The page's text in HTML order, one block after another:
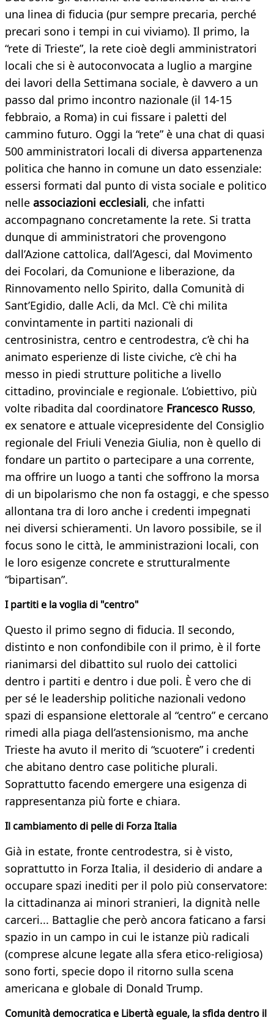
una linea di fiducia (pur sempre precaria, perché
precari sono i tempi in cui viviamo). Il primo, la
“rete di Trieste”, la rete cioè degli amministratori
locali che si è autoconvocata a luglio a margine
dei lavori della Settimana sociale, è davvero a un
passo dal primo incontro nazionale (il 14-15
febbraio, a Roma) in cui fissare i paletti del
cammino futuro. Oggi la “rete” è una chat di quasi
500 amministratori locali di diversa appartenenza
politica che hanno in comune un dato essenziale:
essersi formati dal punto di vista sociale e politico
nelle associazioni ecclesiali, che infatti
accompagnano concretamente la rete. Si tratta
dunque di amministratori che provengono
dall’Azione cattolica, dall’Agesci, dal Movimento
dei Focolari, da Comunione e liberazione, da
Rinnovamento nello Spirito, dalla Comunità di
Sant’Egidio, dalle Acli, da Mcl. C’è chi milita
convintamente in partiti nazionali di
centrosinistra, centro e centrodestra, c’è chi ha
animato esperienze di liste civiche, c’è chi ha
messo in piedi strutture politiche a livello
cittadino, provinciale e regionale. L’obiettivo, più
volte ribadita dal coordinatore Francesco Russo,
ex senatore e attuale vicepresidente del Consiglio
regionale del Friuli Venezia Giulia, non è quello di
fondare un partito o partecipare a una corrente,
ma offrire un luogo a tanti che soffrono la morsa
di un bipolarismo che non fa ostaggi, e che spesso
allontana tra di loro anche i credenti impegnati
nei diversi schieramenti. Un lavoro possibile, se il
focus sono le città, le amministrazioni locali, con
le loro esigenze concrete e strutturalmente
“bipartisan”.
I partiti e la voglia di "centro"
Questo il primo segno di fiducia. Il secondo,
distinto e non confondibile con il primo, è il forte
rianimarsi del dibattito sul ruolo dei cattolici
dentro i partiti e dentro i due poli. È vero che di
per sé le leadership politiche nazionali vedono
spazi di espansione elettorale al “centro” e cercano
rimedi alla piaga dell’astensionismo, ma anche
Trieste ha avuto il merito di “scuotere” i credenti
che abitano dentro case politiche plurali.
Soprattutto facendo emergere una esigenza di
rappresentanza più forte e chiara.
Il cambiamento di pelle di Forza Italia
Già in estate, fronte centrodestra, si è visto,
soprattutto in Forza Italia, il desiderio di andare a
occupare spazi inediti per il polo più conservatore:
la cittadinanza ai minori stranieri, la dignità nelle
carceri... Battaglie che però ancora faticano a farsi
spazio in un campo in cui le istanze più radicali
(comprese alcune legate alla sfera etico-religiosa)
sono forti, specie dopo il ritorno sulla scena
americana e globale di Donald Trump.
Comunità democratica e Libertà eguale, la sfida dentro il